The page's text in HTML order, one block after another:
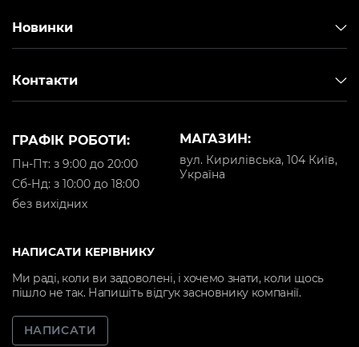
Новинки
Контакти
МАГАЗИН:
вул. Кирилівська, 104 Київ,
Україна
ГРАФІК РОБОТИ:
Пн-Пт: з 9:00 до 20:00
Cб-Нд: з 10:00 до 18:00
без вихідних
НАПИСАТИ КЕРІВНИКУ
Ми раді, коли ви задоволені, і хочемо знати, коли щось
пішло не так. Напишіть відгук засновнику компанії.
НАПИСАТИ